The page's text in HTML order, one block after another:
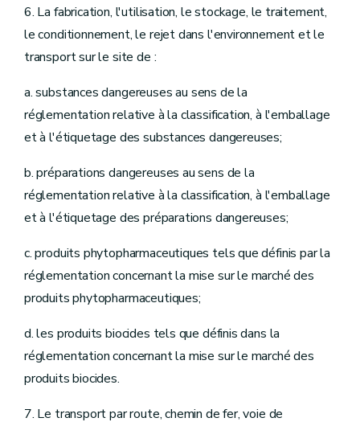
6. La fabrication, l'utilisation, le stockage, le traitement,
le conditionnement, le rejet dans l'environnement et le
transport sur le site de :
a. substances dangereuses au sens de la
réglementation relative à la classification, à l'emballage
et à l'étiquetage des substances dangereuses;
b. préparations dangereuses au sens de la
réglementation relative à la classification, à l'emballage
et à l'étiquetage des préparations dangereuses;
c. produits phytopharmaceutiques tels que définis par la
réglementation concernant la mise sur le marché des
produits phytopharmaceutiques;
d. les produits biocides tels que définis dans la
réglementation concernant la mise sur le marché des
produits biocides.
7. Le transport par route, chemin de fer, voie de